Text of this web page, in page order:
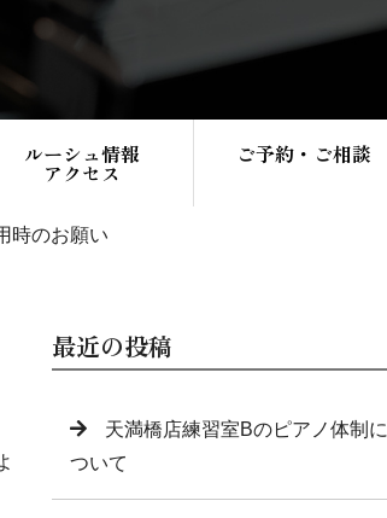
ルーシュ情報
アクセス
ご予約・ご相談
時のお願い
最近の投稿
天満橋店練習室Bのピアノ体制に
ついて